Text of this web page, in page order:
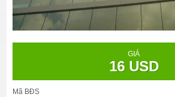
GIÁ
16 USD
Mã BĐS